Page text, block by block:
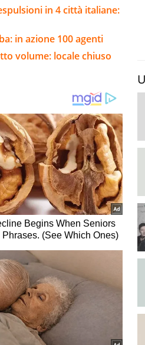
in 4 città italiane:
in azione 100 agenti
volume: locale chiuso